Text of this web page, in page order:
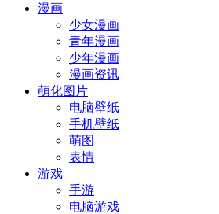
漫画
少女漫画
青年漫画
少年漫画
漫画资讯
萌化图片
电脑壁纸
手机壁纸
萌图
表情
游戏
手游
电脑游戏